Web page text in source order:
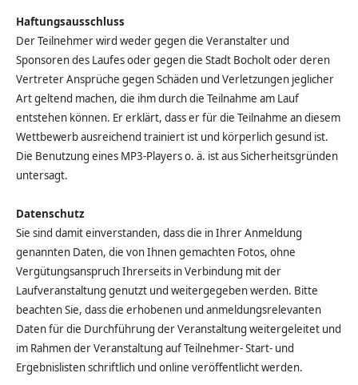
Haftungsausschluss
Der Teilnehmer wird weder gegen die Veranstalter und
Sponsoren des Laufes oder gegen die Stadt Bocholt oder deren
Vertreter Ansprüche gegen Schäden und Verletzungen jeglicher
Art geltend machen, die ihm durch die Teilnahme am Lauf
entstehen können. Er erklärt, dass er für die Teilnahme an diesem
Wettbewerb ausreichend trainiert ist und körperlich gesund ist.
Die Benutzung eines MP3-Players o. ä. ist aus Sicherheitsgründen
untersagt.
Datenschutz
Sie sind damit einverstanden, dass die in Ihrer Anmeldung
genannten Daten, die von Ihnen gemachten Fotos, ohne
Vergütungsanspruch Ihrerseits in Verbindung mit der
Laufveranstaltung genutzt und weitergegeben werden. Bitte
beachten Sie, dass die erhobenen und anmeldungsrelevanten
Daten für die Durchführung der Veranstaltung weitergeleitet und
im Rahmen der Veranstaltung auf Teilnehmer- Start- und
Ergebnislisten schriftlich und online veröffentlicht werden.